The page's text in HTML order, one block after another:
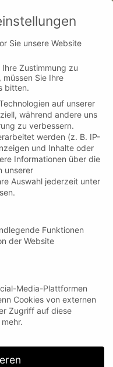
News
Sie unsere Website
Zustimmung zu
Sie Ihre
bitten.
auf unserer
während andere uns
zu verbessern.
werden (z. B. IP-
und Inhalte oder
Informationen über die
unserer
Auswahl jederzeit unter
Funktionen
der Website
Media-Plattformen
Cookies von externen
Zugriff auf diese